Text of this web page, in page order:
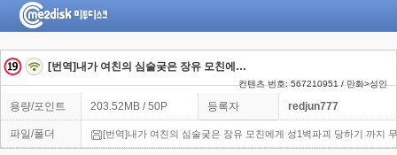
[번역]내가 여친의 심술궂은 장유 모친에게 성1벽파괴 당하기 까지 무수정
컨텐츠 번호: 567210951 / 만화>성인
용량/포인트 203.52MB / 50P 등록자 redjun777
파일/폴더 [번역]내가 여친의 심술궂은 장유 모친에게 성1벽파괴 당하기 까지